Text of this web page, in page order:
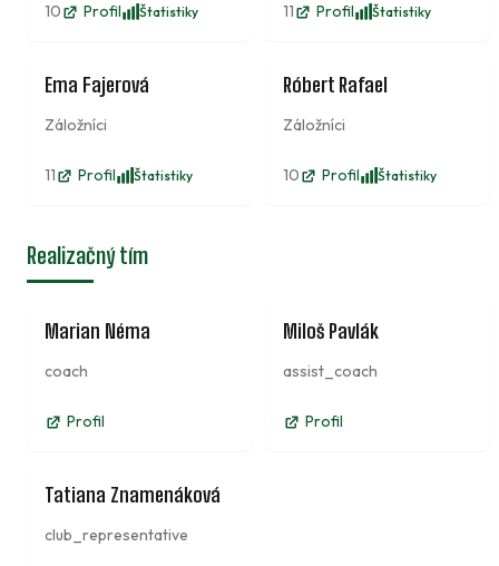
10 Profil Štatistiky 11 Profil Štatistiky
Ema Fajerová
Záložníci
11 Profil Štatistiky
Róbert Rafael
Záložníci
10 Profil Štatistiky
Realizačný tím
Marian Néma
coach
Profil
Miloš Pavlák
assist_coach
Profil
Tatiana Znamenáková
club_representative